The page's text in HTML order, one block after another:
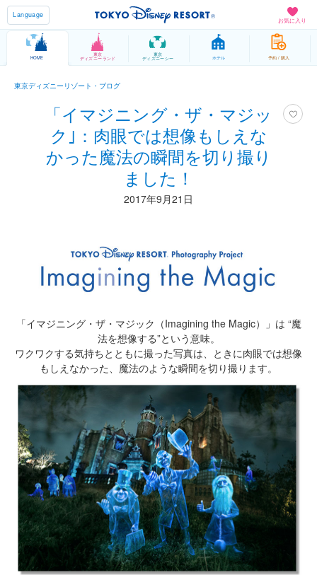
お気に入り
Language
HOME
東京
ディズニーランド
東京
ディズニーシー ホテル 予約 / 購入
東京ディズニーリゾート・ブログ
「イマジニング・ザ・マジッ
ク｣：肉眼では想像もしえな
かった魔法の瞬間を切り撮り
ました！
2017年9月21日
「イマジニング・ザ・マジック（Imagining the Magic）」は “魔
法を想像する”という意味。
ワクワクする気持ちとともに撮った写真は、ときに肉眼では想像
もしえなかった、魔法のような瞬間を切り撮ります。